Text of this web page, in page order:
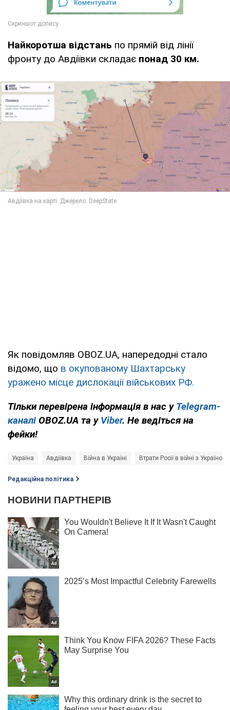
Найкоротша відстань по прямій від лінії
фронту до Авдіївки складає понад 30 км.
Як повідомляв OBOZ.UA, напередодні стало
відомо, що в окупованому Шахтарську
уражено місце дислокації військових РФ.
Тільки перевірена інформація в нас у Telegram-
каналі OBOZ.UA та у Viber. Не ведіться на
фейки!
Україна Авдіївка Війна в Україні Втрати Росії в війні з Україною
Редакційна політика